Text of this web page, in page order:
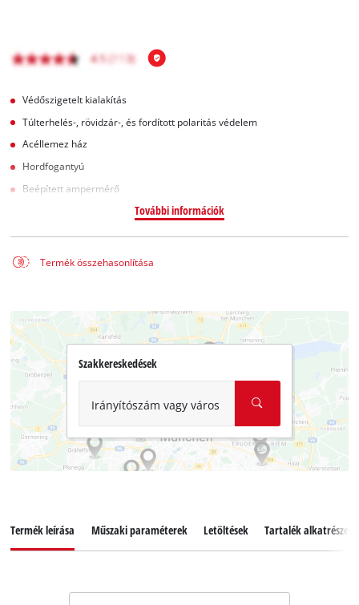
Védőszigetelt kialakítás
Túlterhelés-, rövidzár-, és fordított polaritás védelem
Acéllemez ház
Hordfogantyú
Beépített ampermérő
További információk
Termék összehasonlítása
Szakkereskedések
Irányítószám vagy város
Termék leírása Műszaki paraméterek Letöltések Tartalék alkatrészek